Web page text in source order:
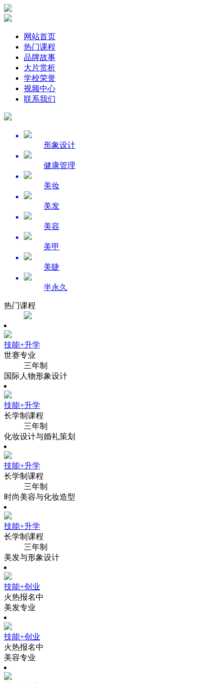
网站首页
热门课程
品牌故事
大片赏析
学校荣誉
视频中心
联系我们
形象设计
健康管理
美妆
美发
美容
美甲
美睫
半永久
热门课程
技能+升学
世赛专业
三年制
国际人物形象设计
技能+升学
长学制课程
三年制
化妆设计与婚礼策划
技能+升学
长学制课程
三年制
时尚美容与化妆造型
技能+升学
长学制课程
三年制
美发与形象设计
技能+创业
火热报名中
美发专业
技能+创业
火热报名中
美容专业